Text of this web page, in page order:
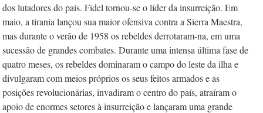
dos lutadores do país. Fidel tornou-se o líder da insurreição. Em
maio, a tirania lançou sua maior ofensiva contra a Sierra Maestra,
mas durante o verão de 1958 os rebeldes derrotaram-na, em uma
sucessão de grandes combates. Durante uma intensa última fase de
quatro meses, os rebeldes dominaram o campo do leste da ilha e
divulgaram com meios próprios os seus feitos armados e as
posições revolucionárias, invadiram o centro do país, atraíram o
apoio de enormes setores à insurreição e lançaram uma grande